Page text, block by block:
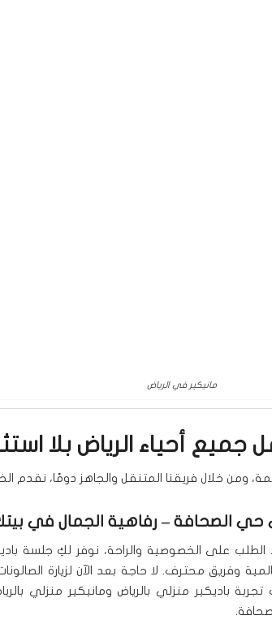
مانيكير في الرياض
أحياء الرياض بلا
ومن خلال فريقنا المتنقل والجاهز دومًا، نقدم
حي الصحافة– رفاهية الجمال في
على الخصوصية والراحة، نوفر لكِ جلسة
وفريق محترف. لا حاجة بعد الآن لزيارة
باديكير منزلي بالرياض ومانيكير منزلي